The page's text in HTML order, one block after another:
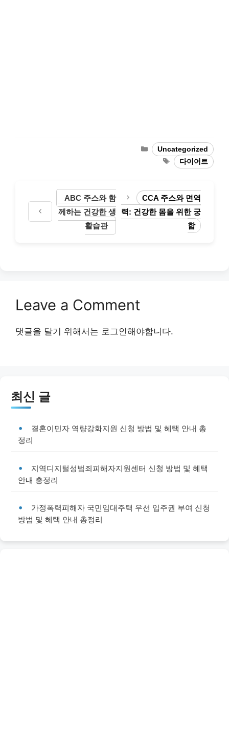
Categories
Uncategorized
Tags다이어트
ABC 주스와 함
께하는 건강한 생
활습관
CCA 주스와 면역
력: 건강한 몸을 위한 궁
합
Leave a Comment
댓글을 달기 위해서는 로그인해야합니다.
최신 글
결혼이민자 역량강화지원 신청 방법 및 혜택 안내 총
정리
지역디지털성범죄피해자지원센터 신청 방법 및 혜택
안내 총정리
가정폭력피해자 국민임대주택 우선 입주권 부여 신청
방법 및 혜택 안내 총정리